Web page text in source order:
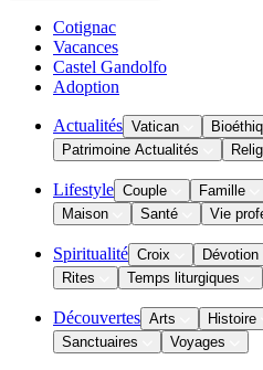
Cotignac
Vacances
Castel Gandolfo
Adoption
Actualités Vatican
Patrimoine Actualités
Lifestyle Couple Famille
Maison
Santé Vie
Spiritualité Croix Dévotion
Rites
Temps liturgiques
Découvertes Arts Histoire
Sanctuaires
Voyages